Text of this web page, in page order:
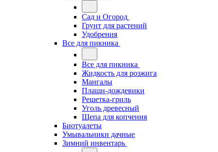
Сад и Огород
Грунт для растений
Удобрения
Все для пикника
Все для пикника
Жидкость для розжига
Мангалы
Плащи-дождевики
Решетка-гриль
Уголь древесный
Щепа для копчения
Биотуалеты
Умывальники дачные
Зимний инвентарь